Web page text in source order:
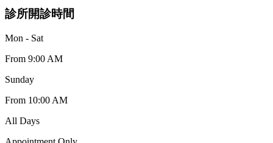
診所開診時間
Mon - Sat
From 9:00 AM
Sunday
From 10:00 AM
All Days